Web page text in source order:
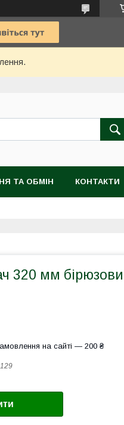
ТА ОБМІН КОНТАКТИ
320 мм
на сайті — 200 ₴
129